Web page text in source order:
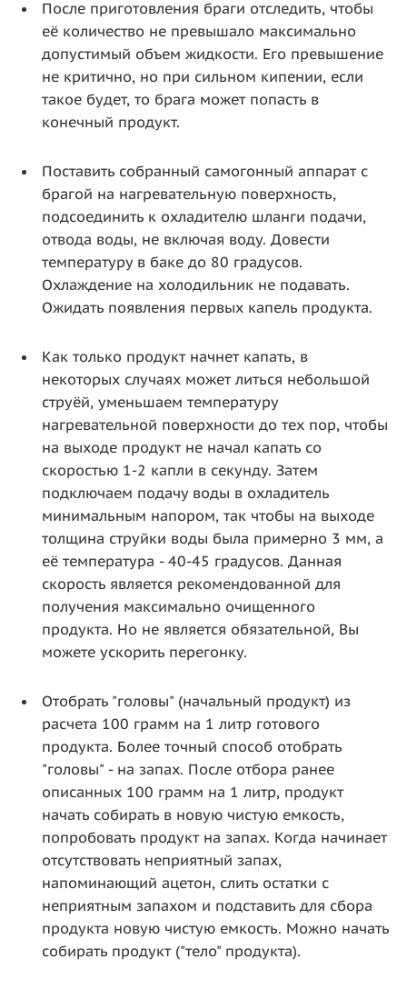
После приготовления браги отследить, чтобы
её количество не превышало максимально
допустимый объем жидкости. Его превышение
не критично, но при сильном кипении, если
такое будет, то брага может попасть в
конечный продукт.
Поставить собранный самогонный аппарат с
брагой на нагревательную поверхность,
подсоединить к охладителю шланги подачи,
отвода воды, не включая воду. Довести
температуру в баке до 80 градусов.
Охлаждение на холодильник не подавать.
Ожидать появления первых капель продукта.
Как только продукт начнет капать, в
некоторых случаях может литься небольшой
струёй, уменьшаем температуру
нагревательной поверхности до тех пор, чтобы
на выходе продукт не начал капать со
скоростью 1-2 капли в секунду. Затем
подключаем подачу воды в охладитель
минимальным напором, так чтобы на выходе
толщина струйки воды была примерно 3 мм, а
её температура - 40-45 градусов. Данная
скорость является рекомендованной для
получения максимально очищенного
продукта. Но не является обязательной, Вы
можете ускорить перегонку.
Отобрать "головы" (начальный продукт) из
расчета 100 грамм на 1 литр готового
продукта. Более точный способ отобрать
"головы" - на запах. После отбора ранее
описанных 100 грамм на 1 литр, продукт
начать собирать в новую чистую емкость,
попробовать продукт на запах. Когда начинает
отсутствовать неприятный запах,
напоминающий ацетон, слить остатки с
неприятным запахом и подставить для сбора
продукта новую чистую емкость. Можно начать
собирать продукт ("тело" продукта).